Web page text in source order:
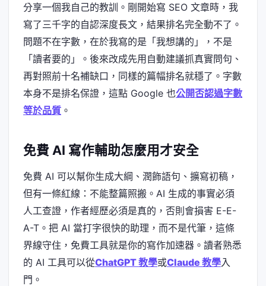
分享一個我自己的教訓。剛開始寫 SEO 文章時，我
寫了三千字的自認深度長文，結果排名完全動不了。
問題不在字數，在於我寫的是「我想講的」，不是
「讀者要的」。後來改成先用自動建議抓真實問句、
再對照前十名補缺口，同樣的篇幅排名就穩了。字數
本身不是排名保證，這點 Google 也公開否認過字數
等於品質 。
免費 AI 寫作輔助怎麼用才安全
免費 AI 可以幫你生成大綱、潤飾語句、擴寫初稿，
但有一條紅線：不能整篇照搬。AI 生成的事實必須
人工查證，作者經歷必須是真的，否則會損害 E-E-
A-T。把 AI 當打字很快的助理，而不是代筆，這條
界線守住，免費工具就是你的寫作加速器。讀者熟悉
的 AI 工具可以從ChatGPT 教學或Claude 教學入
門。